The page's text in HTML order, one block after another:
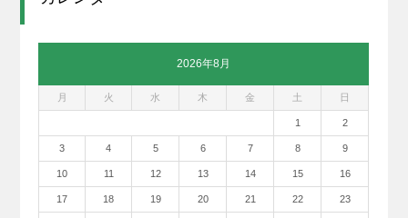
2026年8月
月 火 水 木 金 土 日
1 2
3 4 5 6 7 8 9
10 11 12 13 14 15 16
17 18 19 20 21 22 23